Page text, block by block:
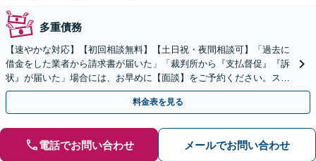
多重債務
【速やかな対応】【初回相談無料】【土日祝・夜間相談可】「過去に
借金をした業者から請求書が届いた」「裁判所から『支払督促』『訴
状』が届いた」場合には、お早めに【面談】をご予約ください。スム
ーズに消滅時効の援用を行います。
料金表を見る
電話でお問い合わせ メールでお問い合わせ